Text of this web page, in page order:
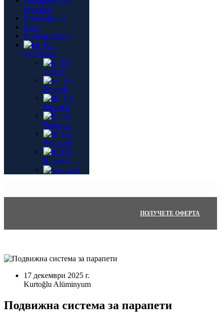
проекти
Референции
Блог
Комуникация
Български
Türkçe
English
Deutsch
Français
Русский
Română
العربية
ПОЛУЧЕТЕ ОФЕРТА
17 декември 2025 г.
Подвижна система за парапети